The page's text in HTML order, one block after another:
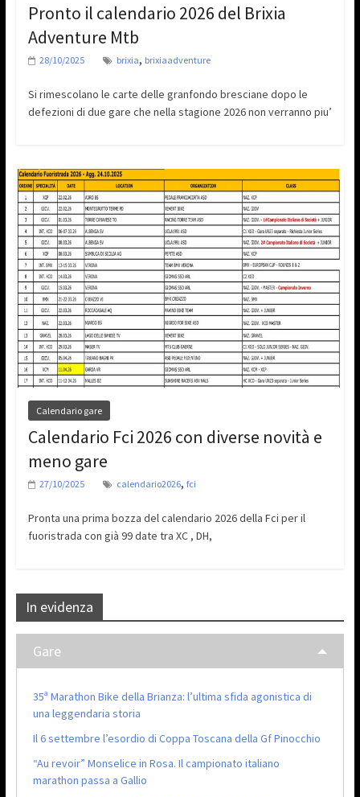
Pronto il calendario 2026 del Brixia
Adventure Mtb
28/10/2025 brixia, brixiaadventure
Si rimescolano le carte delle granfondo bresciane dopo le
defezioni di due gare che nella stagione 2026 non verranno piu’
Calendario gare
Calendario Fci 2026 con diverse novità e
meno gare
27/10/2025 calendario2026, fci
Pronta una prima bozza del calendario 2026 della Fci per il
fuoristrada con già 99 date tra XC , DH,
In evidenza
Gare
35ª Marathon Bike della Brianza: l’ultima sfida agonistica di
una leggendaria storia
Il 6 settembre l’esordio di Coppa Toscana della Gf Pinocchio
“Au revoir” Monselice in Rosa. Il campionato italiano
marathon passa a Gallio